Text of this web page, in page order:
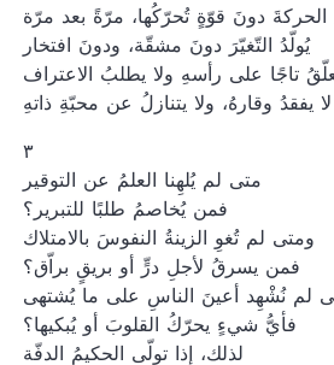
دونَ قوّةٍ تُحرّكُها، مرّةً بعد مرّة
يُولّدُ التّغيّرَ دونَ مشقّة، ودونَ افتخار
تاجًا على رأسهِ ولا يطلبُ الاعتراف
يفقدُ وقارهُ، ولا يتنازلُ عن محبّةِ ذاتهِ
٣
متى لم يُلهِنا العلمُ عن التوقير
فمن يُخاصمُ طلبًا للتبرير؟
ومتى لم تُغوِ الزينةُ النفوسَ بالامتلاك
فمن يسرقُ لأجلِ درٍّ أو بريقٍ براّق؟
لم نُشْهِد أعينَ الناسِ على ما يُشتهى
فأيُّ شيءٍ يحرّكُ القلوبَ أو يُبكيها؟
لذلك، إذا تولّى الحكيمُ الدفّة